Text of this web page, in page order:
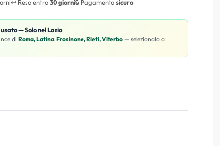
↩️ Reso entro30 giorni🔒 Pagamentosicuro
— Solo nel Lazio
di Roma, Latina, Frosinone, Rieti, Viterbo — selezionalo al